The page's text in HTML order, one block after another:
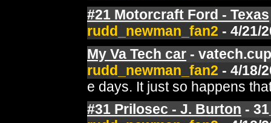
#21 Motorcraft Ford - Texas
rudd_newman_fan2 - 4/21/
My Va Tech car -
rudd_newman_fan2 - 4/18/
e days. It just so happens
#31 Prilosec - J. Burton -